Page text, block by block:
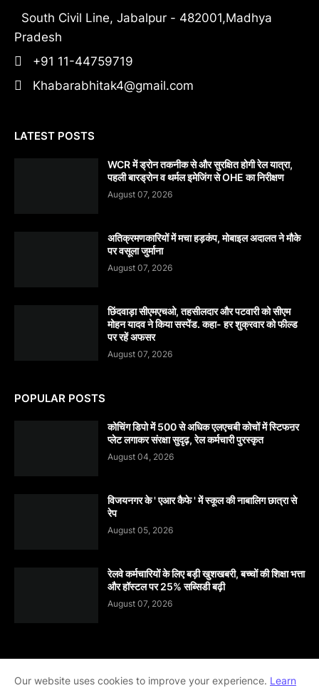
South Civil Line, Jabalpur - 482001,Madhya
Pradesh
+91 11-44759719
Khabarabhitak4@gmail.com
LATEST POSTS
WCR में ड्रोन तकनीक से और सुरक्षित होगी रेल यात्रा,
पहली बारड्रोन व थर्मल इमेजिंग से OHE का निरीक्षण
August 07, 2026
अतिक्रमणकारियों में मचा हड़कंप, मोबाइल अदालत ने मौके
पर वसूला जुर्माना
August 07, 2026
छिंदवाड़ा सीएमएचओ, तहसीलदार और पटवारी को सीएम
मोहन यादव ने किया सस्पेंड. कहा- हर शुक्रवार को फील्ड
पर रहें अफसर
August 07, 2026
POPULAR POSTS
कोचिंग डिपो में 500 से अधिक एलएचबी कोचों में स्टिफऩर
प्लेट लगाकर संरक्षा सुदृढ़, रेल कर्मचारी पुरस्कृत
August 04, 2026
विजयनगर के ' एआर कैफे ' में स्कूल की नाबालिग छात्रा से
रेप
August 05, 2026
रेलवे कर्मचारियों के लिए बड़ी खुशखबरी, बच्चों की शिक्षा भत्ता
और हॉस्टल पर 25% सब्सिडी बढ़ी
August 07, 2026
Home About contact-us Disclaimer
Our website uses cookies to improve your experience. Learn